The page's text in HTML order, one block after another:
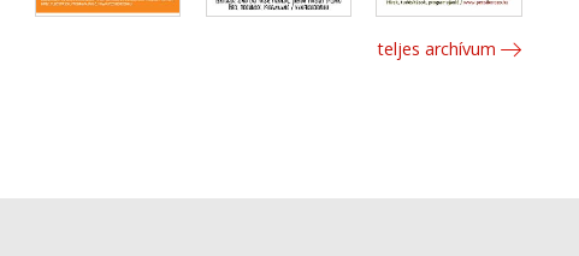
teljes archívum